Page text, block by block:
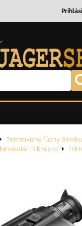
Termovízny fúzny
Hikmicro